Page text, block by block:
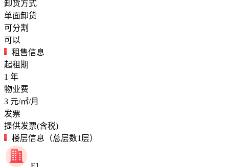
卸货方式
单面卸货
可分割
可以
租售信息
起租期
1 年
物业费
3 元/㎡/月
发票
提供发票(含税)
楼层信息（总层数1层）